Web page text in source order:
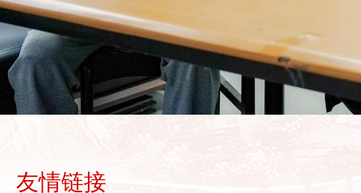
友情链接